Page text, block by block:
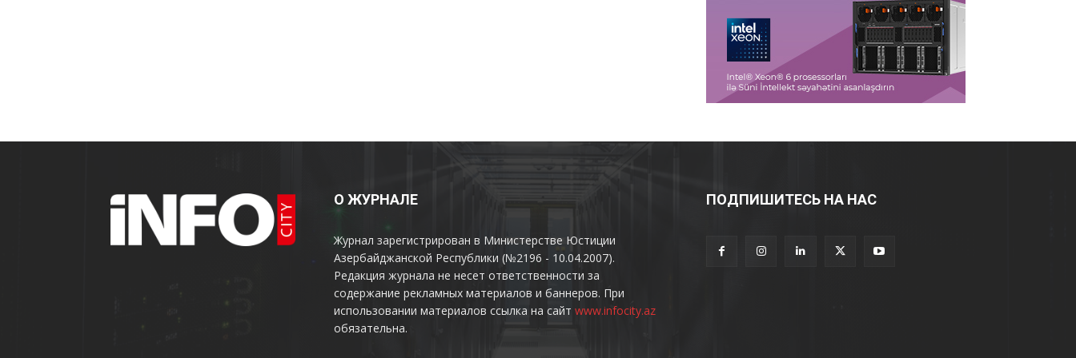
О ЖУРНАЛЕ
Журнал зарегистрирован в Министерстве Юстиции
Азербайджанской Республики (№2196 - 10.04.2007).
Редакция журнала не несет ответственности за
содержание рекламных материалов и баннеров. При
использовании материалов ссылка на сайт www.infocity.az
обязательна.
ПОДПИШИТЕСЬ НА НАС